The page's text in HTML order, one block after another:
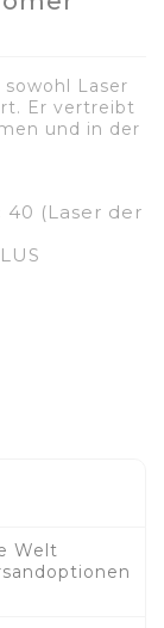
Laser
Er vertreibt
und in der
40 (Laser der
Welt